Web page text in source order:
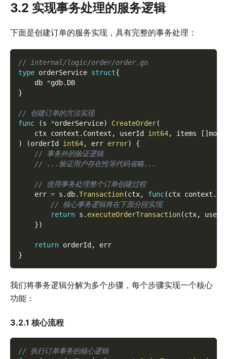
3.2 实现事务处理的服务逻辑
下面是创建订单的服务实现，具有完整的事务处理：
// internal/logic/order/order.go
type orderService struct{
	db
*gdb. DB
}
// 创建订单的方法实现
func
(s *orderService) CreateOrder(
	ctx context
. Context , userId int64, items [ ]
)
(orderId int64, err error)
{
// 事务外的验证逻辑
// ...验证用户存在性等代码省略...
// 使用事务处理整个订单创建过程
    err
= s . db.Transaction(ctx, func(ctx context .
// 核心事务逻辑将在下面分段实现
return s . executeOrderTransaction(ctx,
})
return orderId ,
err
}
我们将事务逻辑分解为多个步骤，每个步骤实现一个核心
功能：
3.2.1 核心流程
// 执行订单事务的核心逻辑